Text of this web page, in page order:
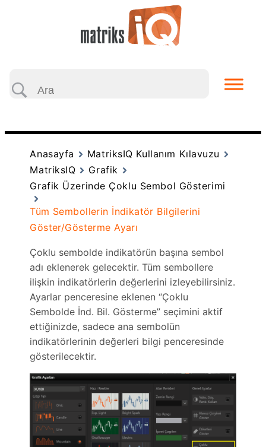
Anasayfa
MatriksIQ Kullanım Kılavuzu
MatriksIQ
Grafik
Grafik Üzerinde Çoklu Sembol Gösterimi
Tüm Sembollerin İndikatör Bilgilerini
Göster/Gösterme Ayarı
Çoklu sembolde indikatörün başına sembol
adı eklenerek gelecektir. Tüm sembollere
ilişkin indikatörlerin değerlerini izleyebilirsiniz.
Ayarlar penceresine eklenen “Çoklu
Sembolde İnd. Bil. Gösterme” seçimini aktif
ettiğinizde, sadece ana sembolün
indikatörlerinin değerleri bilgi penceresinde
gösterilecektir.